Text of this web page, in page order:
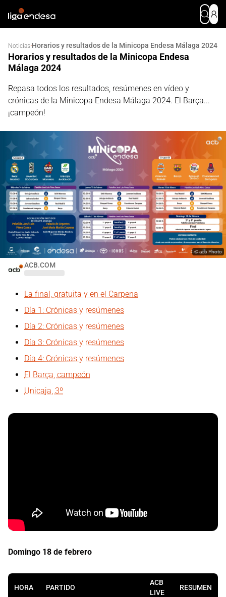
Noticias·Horarios y resultados de la Minicopa Endesa Málaga 2024
Horarios y resultados de la Minicopa Endesa
Málaga 2024
Repasa todos los resultados, resúmenes en vídeo y
crónicas de la Minicopa Endesa Málaga 2024. El Barça...
¡campeón!
ACB.COM
©acb Photo
La final, gratuita y en el Carpena
Día 1: Crónicas y resúmenes
Día 2: Crónicas y resúmenes
Día 3: Crónicas y resúmenes
Día 4: Crónicas y resúmenes
El Barça, campeón
Unicaja, 3º
Domingo 18 de febrero
HORA PARTIDO
ACB
LIVE
RESUMEN